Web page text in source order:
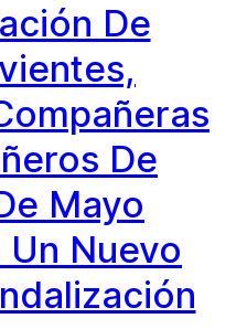
De
De
Mayo
Un Nuevo